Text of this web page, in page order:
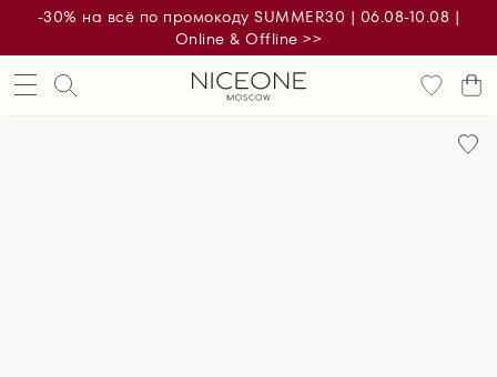
-30% на всё по промокоду SUMMER30 | 06.08-10.08 |
Online & Offline >>